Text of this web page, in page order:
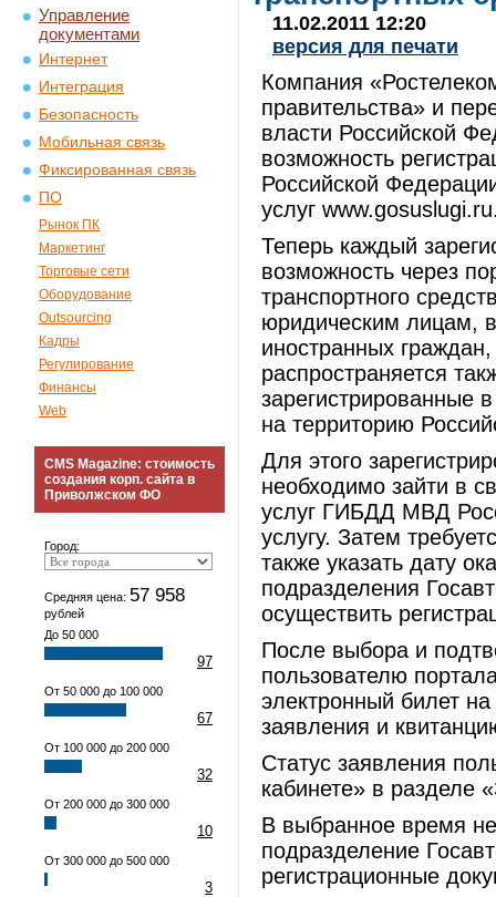
Управление
документами
Интернет
Интеграция
Безопасность
Мобильная связь
Фиксированная связь
ПО
Рынок ПК
Маркетинг
Торговые сети
Оборудование
Outsourcing
Кадры
Регулирование
Финансы
Web
CMS Magazine: стоимость
создания корп. сайта в
Приволжском ФО
Город:
Средняя цена: 57 958
рублей
До 50 000
97
От 50 000 до 100 000
67
От 100 000 до 200 000
32
От 200 000 до 300 000
10
От 300 000 до 500 000
3
11.02.2011 12:20
версия для печати
Компания
правительства» и
власти Российской
возможность
Российской
услуг
Теперь каждый
возможность через
транспортного
юридическим лицам,
иностранных
распространяется
зарегистрированные
на территорию
Для этого
необходимо зайти в
услуг ГИБДД МВД
услугу. Затем
также указать дату
подразделения
осуществить
После выбора и
пользователю
электронный билет
заявления и
Статус заявления
кабинете» в разделе
В выбранное время
подразделение
регистрационные